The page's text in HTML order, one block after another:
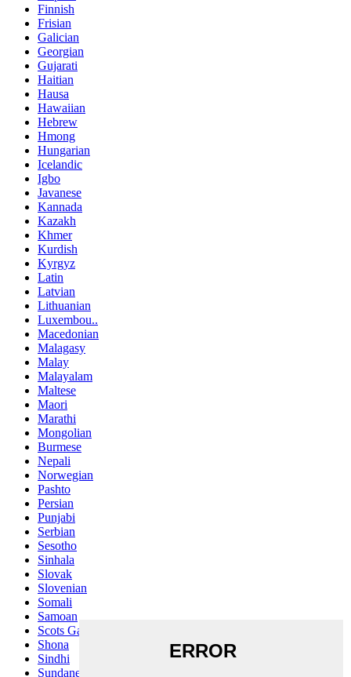
Finnish
Frisian
Galician
Georgian
Gujarati
Haitian
Hausa
Hawaiian
Hebrew
Hmong
Hungarian
Icelandic
Igbo
Javanese
Kannada
Kazakh
Khmer
Kurdish
Kyrgyz
Latin
Latvian
Lithuanian
Luxembou..
Macedonian
Malagasy
Malay
Malayalam
Maltese
Maori
Marathi
Mongolian
Burmese
Nepali
Norwegian
Pashto
Persian
Punjabi
Serbian
Sesotho
Sinhala
Slovak
Slovenian
Somali
Samoan
Scots Gaelic
Shona
Sindhi
Sundanese